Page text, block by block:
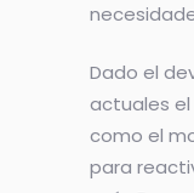
Dado el
actuales
como el
para